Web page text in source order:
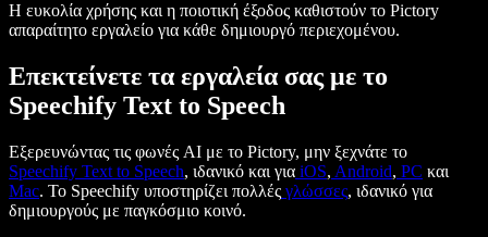
Η ευκολία χρήσης και η ποιοτική έξοδος καθιστούν το Pictory
απαραίτητο εργαλείο για κάθε δημιουργό περιεχομένου.
Επεκτείνετε τα εργαλεία σας με το
Speechify Text to Speech
Εξερευνώντας τις φωνές AI με το Pictory, μην ξεχνάτε το
Speechify Text to Speech, ιδανικό και για iOS, Android, PC και
Mac. Το Speechify υποστηρίζει πολλές γλώσσες, ιδανικό για
δημιουργούς με παγκόσμιο κοινό.